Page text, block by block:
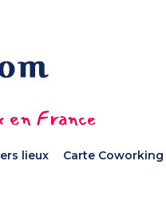
en France
lieux Carte Coworking